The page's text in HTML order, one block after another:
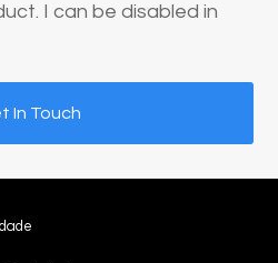
I can be disabled in
In Touch